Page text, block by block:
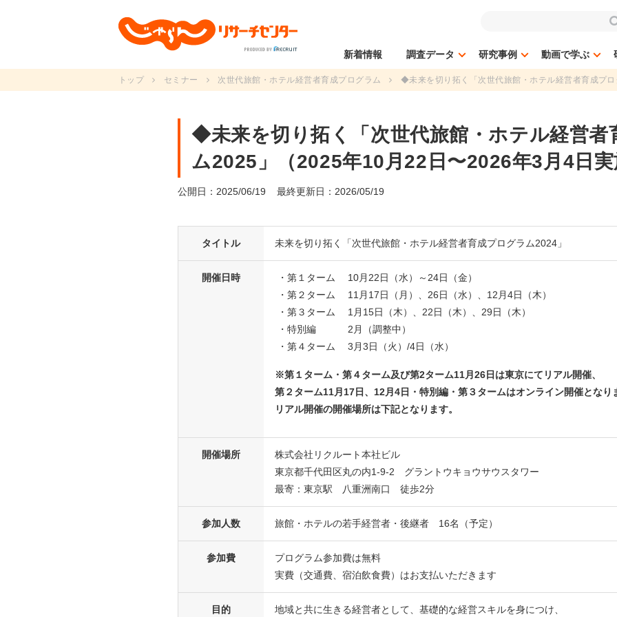
新着情報 調査データ 研究事例 動画で学ぶ
トップ セミナー 次世代旅館・ホテル経営者育成プログラム ◆未来を切り拓く「次世代旅館・ホテル経営者育成プ
◆未来を切り拓く「次世代旅館・ホテル経営者
ム2025」（2025年10月22日〜2026年3月4日
公開日：2025/06/19 最終更新日：2026/05/19
タイトル 未来を切り拓く「次世代旅館・ホテル経営者育成プログラム2024」
開催日時
・第１ターム 10月22日（水）～24日（金）
・第２ターム 11月17日（月）、26日（水）、12月4日（木）
・第３ターム 1月15日（木）、22日（木）、29日（木）
・特別編 2月（調整中）
・第４ターム 3月3日（火）/4日（水）
※第１ターム・第４ターム及び第2ターム11月26日は東京にてリアル開催、
第２ターム11月17日、12月4日・特別編・第３タームはオンライン開催となり
リアル開催の開催場所は下記となります。
開催場所
株式会社リクルート本社ビル
東京都千代田区丸の内1-9-2 グラントウキョウサウスタワー
最寄：東京駅 八重洲南口 徒歩2分
参加人数 旅館・ホテルの若手経営者・後継者 16名（予定）
参加費
プログラム参加費は無料
実費（交通費、宿泊飲食費）はお支払いただきます
目的 地域と共に生きる経営者として、基礎的な経営スキルを身につけ、